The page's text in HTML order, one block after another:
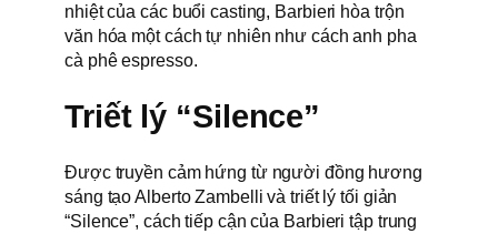
nhiệt của các buổi casting, Barbieri hòa trộn
văn hóa một cách tự nhiên như cách anh pha
cà phê espresso.
Triết lý “Silence”
Được truyền cảm hứng từ người đồng hương
sáng tạo Alberto Zambelli và triết lý tối giản
“Silence”, cách tiếp cận của Barbieri tập trung